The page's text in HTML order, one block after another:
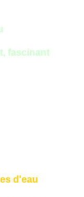
fascinant
d'eau